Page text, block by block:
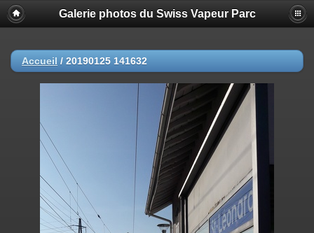
Galerie photos du Swiss Vapeur Parc
Accueil / 20190125 141632